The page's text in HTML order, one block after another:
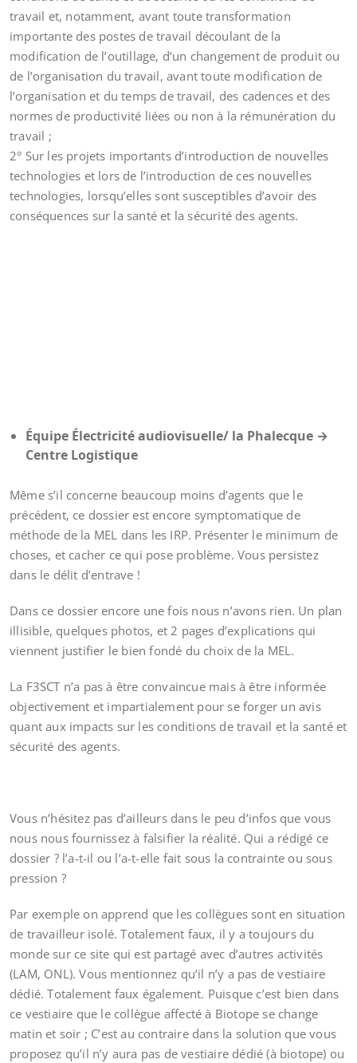
travail et, notamment, avant toute transformation
importante des postes de travail découlant de la
modification de l’outillage, d’un changement de produit ou
de l’organisation du travail, avant toute modification de
l’organisation et du temps de travail, des cadences et des
normes de productivité liées ou non à la rémunération du
travail ;
2° Sur les projets importants d’introduction de nouvelles
technologies et lors de l’introduction de ces nouvelles
technologies, lorsqu’elles sont susceptibles d’avoir des
conséquences sur la santé et la sécurité des agents.
Équipe Électricité audiovisuelle/ la Phalecque →
Centre Logistique
Même s’il concerne beaucoup moins d’agents que le
précédent, ce dossier est encore symptomatique de
méthode de la MEL dans les IRP. Présenter le minimum de
choses, et cacher ce qui pose problème. Vous persistez
dans le délit d’entrave !
Dans ce dossier encore une fois nous n’avons rien. Un plan
illisible, quelques photos, et 2 pages d’explications qui
viennent justifier le bien fondé du choix de la MEL.
La F3SCT n’a pas à être convaincue mais à être informée
objectivement et impartialement pour se forger un avis
quant aux impacts sur les conditions de travail et la santé et
sécurité des agents.
Vous n’hésitez pas d’ailleurs dans le peu d’infos que vous
nous nous fournissez à falsifier la réalité. Qui a rédigé ce
dossier ? l’a-t-il ou l’a-t-elle fait sous la contrainte ou sous
pression ?
Par exemple on apprend que les collègues sont en situation
de travailleur isolé. Totalement faux, il y a toujours du
monde sur ce site qui est partagé avec d’autres activités
(LAM, ONL). Vous mentionnez qu’il n’y a pas de vestiaire
dédié. Totalement faux également. Puisque c’est bien dans
ce vestiaire que le collègue affecté à Biotope se change
matin et soir ; C’est au contraire dans la solution que vous
proposez qu’il n’y aura pas de vestiaire dédié (à biotope) ou